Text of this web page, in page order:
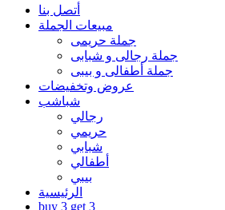
أتصل بنا
مبيعات الجملة
جملة حريمى
جملة رجالى و شبابى
جملة أطفالى و بيبى
عروض وتخفيضات
شباشب
رجالي
حريمي
شبابي
أطفالي
بيبي
الرئيسية
buy 3 get 3